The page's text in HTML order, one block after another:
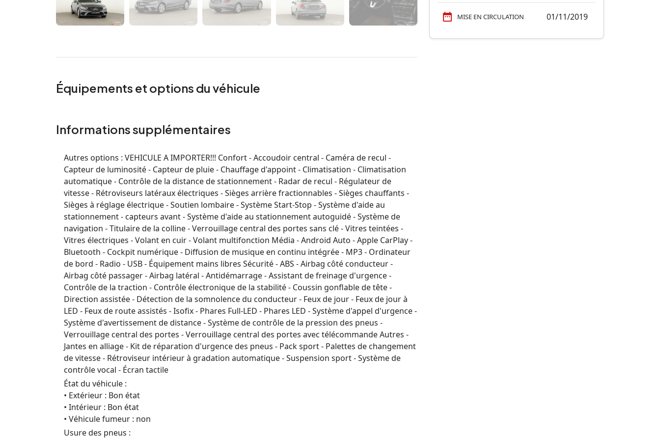
Équipements et options du véhicule
Informations supplémentaires
Autres options : VEHICULE A IMPORTER!!! Confort - Accoudoir central - Caméra de recul -
Capteur de luminosité - Capteur de pluie - Chauffage d'appoint - Climatisation - Climatisation
automatique - Contrôle de la distance de stationnement - Radar de recul - Régulateur de
vitesse - Rétroviseurs latéraux électriques - Sièges arrière fractionnables - Sièges chauffants -
Sièges à réglage électrique - Soutien lombaire - Système Start-Stop - Système d'aide au
stationnement - capteurs avant - Système d'aide au stationnement autoguidé - Système de
navigation - Titulaire de la colline - Verrouillage central des portes sans clé - Vitres teintées -
Vitres électriques - Volant en cuir - Volant multifonction Média - Android Auto - Apple CarPlay -
Bluetooth - Cockpit numérique - Diffusion de musique en continu intégrée - MP3 - Ordinateur
de bord - Radio - USB - Équipement mains libres Sécurité - ABS - Airbag côté conducteur -
Airbag côté passager - Airbag latéral - Antidémarrage - Assistant de freinage d'urgence -
Contrôle de la traction - Contrôle électronique de la stabilité - Coussin gonflable de tête -
Direction assistée - Détection de la somnolence du conducteur - Feux de jour - Feux de jour à
LED - Feux de route assistés - Isofix - Phares Full-LED - Phares LED - Système d'appel d'urgence -
Système d'avertissement de distance - Système de contrôle de la pression des pneus -
Verrouillage central des portes - Verrouillage central des portes avec télécommande Autres -
Jantes en alliage - Kit de réparation d'urgence des pneus - Pack sport - Palettes de changement
de vitesse - Rétroviseur intérieur à gradation automatique - Suspension sport - Système de
contrôle vocal - Écran tactile
État du véhicule :
• Extérieur : Bon état
• Intérieur : Bon état
• Véhicule fumeur : non
Usure des pneus :
MISE EN CIRCULATION 01/11/2019